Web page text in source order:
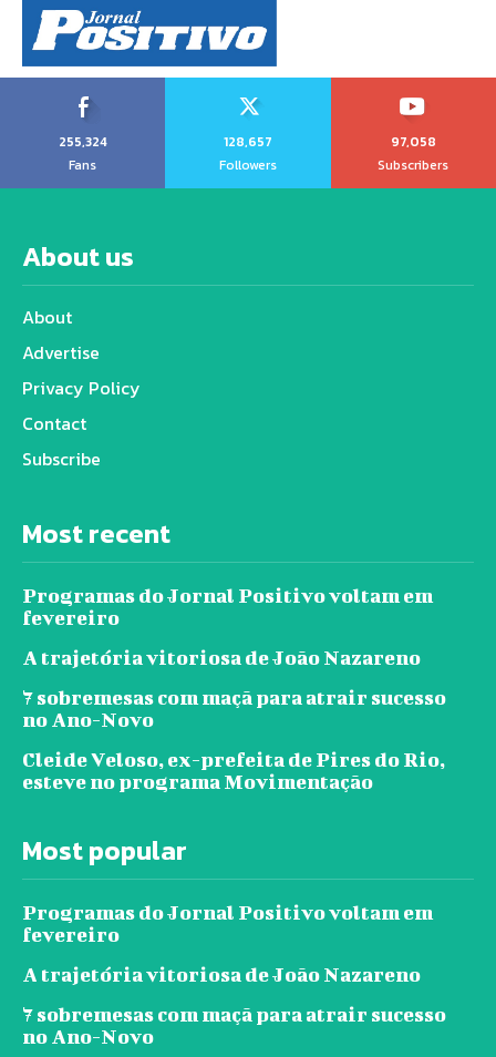
255,324
Fans
128,657
Followers
97,058
Subscribers
About us
About
Advertise
Privacy Policy
Contact
Subscribe
Most recent
Programas do Jornal Positivo voltam em
fevereiro
A trajetória vitoriosa de João Nazareno
7 sobremesas com maçã para atrair sucesso
no Ano-Novo
Cleide Veloso, ex-prefeita de Pires do Rio,
esteve no programa Movimentação
Most popular
Programas do Jornal Positivo voltam em
fevereiro
A trajetória vitoriosa de João Nazareno
7 sobremesas com maçã para atrair sucesso
no Ano-Novo